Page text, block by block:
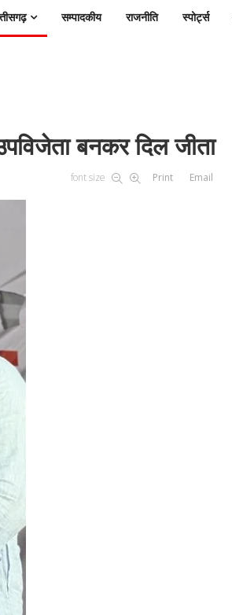
सम्पादकीय राजनीति स्पोर्ट्स
बनकर दिल जीता
font size Print Email